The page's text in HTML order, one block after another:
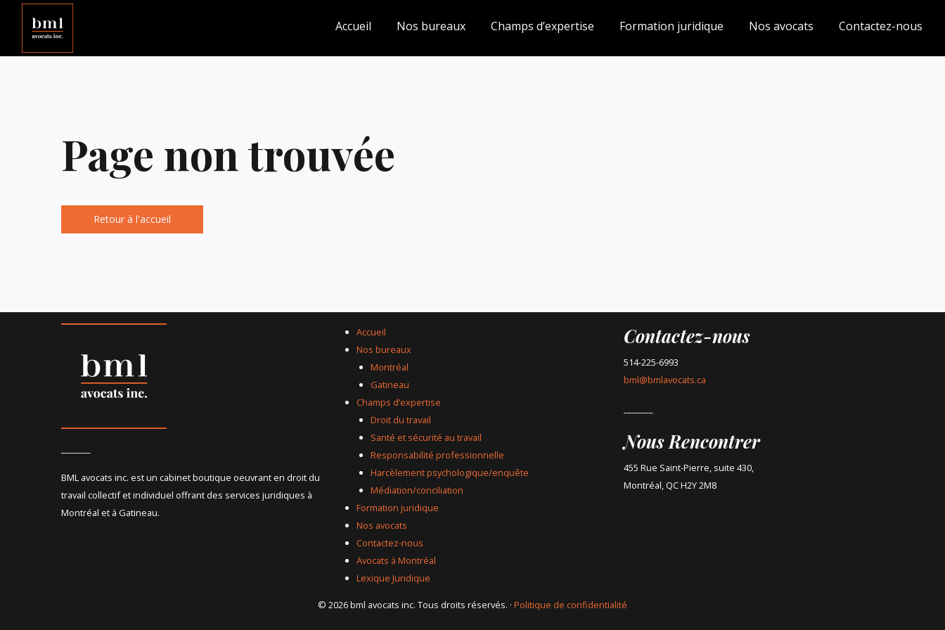
Accueil Nos bureaux Champs d’expertise Formation juridique Nos avocats Contactez-nous
Page non trouvée
Retour à l'accueil
BML avocats inc. est un cabinet boutique oeuvrant en droit du
travail collectif et individuel offrant des services juridiques à
Montréal et à Gatineau.
Accueil
Nos bureaux
Montréal
Gatineau
Champs d’expertise
Droit du travail
Santé et sécurité au travail
Responsabilité professionnelle
Harcèlement psychologique/enquête
Médiation/conciliation
Formation juridique
Nos avocats
Contactez-nous
Avocats à Montréal
Lexique Juridique
Contactez-nous
514-225-6993
bml@bmlavocats.ca
Nous Rencontrer
455 Rue Saint-Pierre, suite 430,
Montréal, QC H2Y 2M8
© 2026 bml avocats inc. Tous droits réservés. · Politique de confidentialité